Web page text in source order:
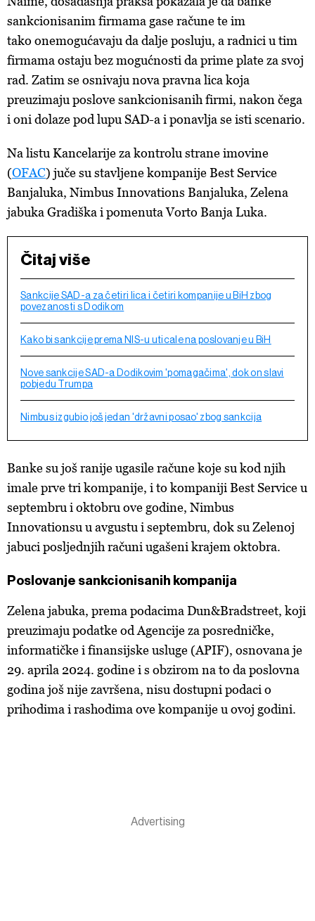
sankcionisanim firmama gase račune te im
tako onemogućavaju da dalje posluju, a radnici u tim
firmama ostaju bez mogućnosti da prime plate za svoj
rad. Zatim se osnivaju nova pravna lica koja
preuzimaju poslove sankcionisanih firmi, nakon čega
i oni dolaze pod lupu SAD-a i ponavlja se isti scenario.
Na listu Kancelarije za kontrolu strane imovine
(OFAC) juče su stavljene kompanije Best Service
Banjaluka, Nimbus Innovations Banjaluka, Zelena
jabuka Gradiška i pomenuta Vorto Banja Luka.
Čitaj više
Sankcije SAD-a za četiri lica i četiri kompanije u BiH zbog
povezanosti s Dodikom
Kako bi sankcije prema NIS-u uticale na poslovanje u BiH
Nove sankcije SAD-a Dodikovim 'pomagačima', dok on slavi
pobjedu Trumpa
Nimbus izgubio još jedan 'državni posao' zbog sankcija
Banke su još ranije ugasile račune koje su kod njih
imale prve tri kompanije, i to kompaniji Best Service u
septembru i oktobru ove godine, Nimbus
Innovationsu u avgustu i septembru, dok su Zelenoj
jabuci posljednjih računi ugašeni krajem oktobra.
Poslovanje sankcionisanih kompanija
Zelena jabuka, prema podacima Dun&Bradstreet, koji
preuzimaju podatke od Agencije za posredničke,
informatičke i finansijske usluge (APIF), osnovana je
29. aprila 2024. godine i s obzirom na to da poslovna
godina još nije završena, nisu dostupni podaci o
prihodima i rashodima ove kompanije u ovoj godini.